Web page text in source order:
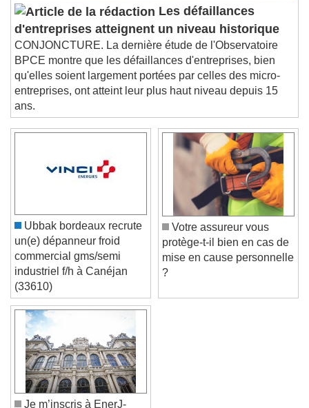
Picture-in-Picture
Fullscreen
This is a modal window.
Beginning of dialog window. Escape will cancel
and close the window.
Text
Color Opacity
Text Background
Color
Caption Area Background
Color Opacity
Font Size
Font Family
Reset
Done
Close Modal Dialog
Les défaillances
d'entreprises atteignent un niveau historique
CONJONCTURE. La dernière étude de l'Observatoire
BPCE montre que les défaillances d'entreprises, bien
qu'elles soient largement portées par celles des micro-
entreprises, ont atteint leur plus haut niveau depuis 15
ans.
Ubbak bordeaux recrute
un(e) dépanneur froid
commercial gms/semi
industriel f/h à Canéjan
(33610)
Votre assureur vous
protège-t-il bien en cas de
mise en cause personnelle
?
Je m’inscris à EnerJ-